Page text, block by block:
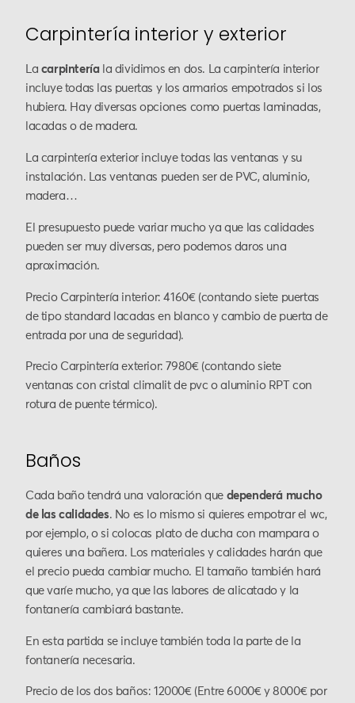
Carpintería interior y exterior
La carpinteríala dividimos en dos. La carpintería interior
incluye todas las puertas y los armarios empotrados si los
hubiera. Hay diversas opciones como puertas laminadas,
lacadas o de madera.
La carpintería exterior incluye todas las ventanas y su
instalación. Las ventanas pueden ser de PVC, aluminio,
madera…
El presupuesto puede variar mucho ya que las calidades
pueden ser muy diversas, pero podemos daros una
aproximación.
Precio Carpintería interior: 4160€ (contando siete puertas
de tipo standard lacadas en blanco y cambio de puerta de
entrada por una de seguridad).
Precio Carpintería exterior: 7980€ (contando siete
ventanas con cristal climalit de pvc o aluminio RPT con
rotura de puente térmico).
Baños
Cada baño tendrá una valoración que dependerá mucho
de las calidades. No es lo mismo si quieres empotrar el wc,
por ejemplo, o si colocas plato de ducha con mampara o
quieres una bañera. Los materiales y calidades harán que
el precio pueda cambiar mucho. El tamaño también hará
que varíe mucho, ya que las labores de alicatado y la
fontanería cambiará bastante.
En esta partida se incluye también toda la parte de la
fontanería necesaria.
Precio de los dos baños: 12000€ (Entre 6000€ y 8000€ por